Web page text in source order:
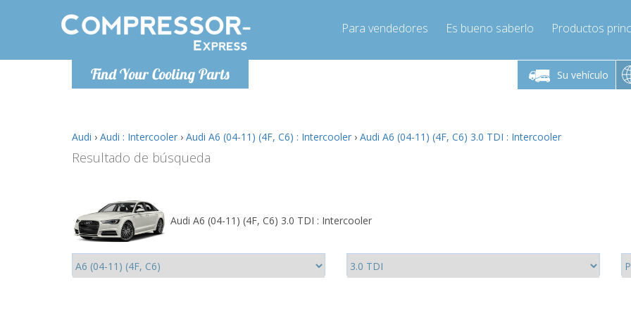
Find Your Cooling Parts
Para vendedores Es bueno saberlo Productos
Su vehículo
De lunes a viernes de 9:00 a De lunes a viernes de 9:00 a
16:00
Info@compressor-express.es
De lunes a
Audi › Audi : Intercooler › Audi A6 (04-11) (4F, C6) : Intercooler › Audi A6 (04-11) (4F, C6) 3.0 TDI : Intercooler
Resultado de búsqueda
Audi A6 (04-11) (4F, C6) 3.0 TDI : Intercooler